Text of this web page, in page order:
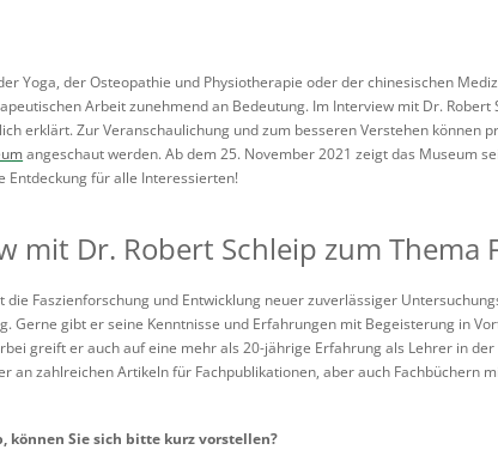
Yoga, der Osteopathie und Physiotherapie oder der chinesischen
Arbeit zunehmend an Bedeutung. Im Interview mit Dr. Robert
erklärt. Zur Veranschaulichung und zum besseren Verstehen können
angeschaut werden. Ab dem 25. November 2021 zeigt das Museum
Entdeckung für alle Interessierten!
mit Dr. Robert Schleip zum Thema
die Faszienforschung und Entwicklung neuer zuverlässiger
Gerne gibt er seine Kenntnisse und Erfahrungen mit Begeisterung in
greift er auch auf eine mehr als 20-jährige Erfahrung als Lehrer in
an zahlreichen Artikeln für Fachpublikationen, aber auch Fachbüchern
können Sie sich bitte kurz vorstellen?